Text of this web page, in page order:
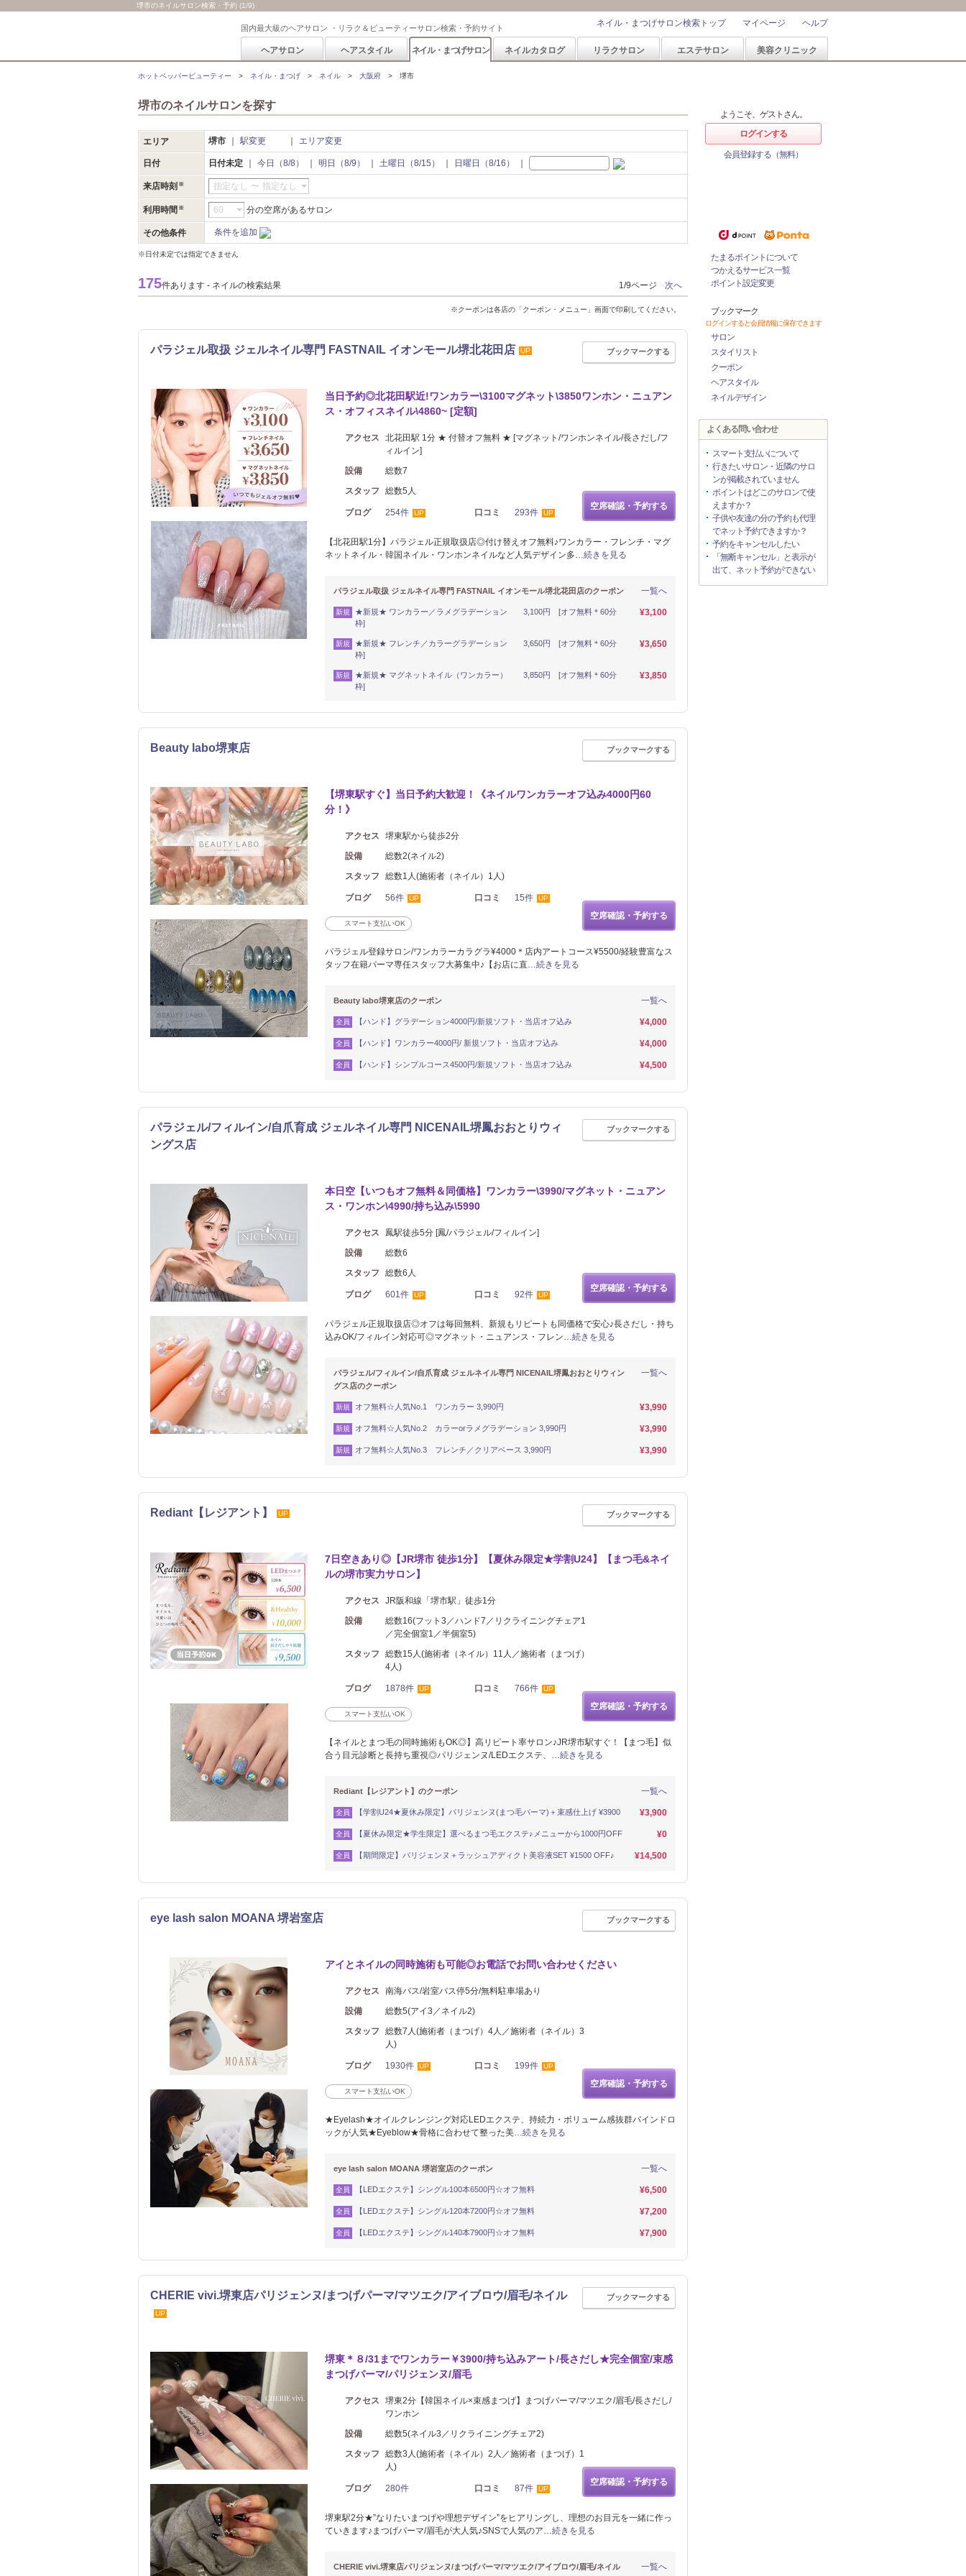
堺市のネイルサロン検索・予約 (1/9)
国内最大級のヘアサロン ・リラク＆ビューティーサロン検索・予約サイト ヘルプ
マイページ
ネイル・まつげサロン検索トップ
ヘアサロン ヘアスタイル ネイル・まつげサロン ネイルカタログ リラクサロン エステサロン 美容クリニック
ホットペッパービューティー ネイル・まつげ ネイル 大阪府 堺市
堺市のネイルサロンを探す
エリア 堺市 駅変更 エリア変更
日付 日付未定 今日（8/8） 明日（8/9） 土曜日（8/15） 日曜日（8/16）
来店時刻 指定なし 〜 指定なし
利用時間 分の空席があるサロン
その他条件 条件を追加
※日付未定では指定できません
175件あります - ネイルの検索結果 1/9ページ 次へ
※クーポンは各店の「クーポン・メニュー」画面で印刷してください。
パラジェル取扱 ジェルネイル専門 FASTNAIL イオンモール堺北花田店 UP ブックマークする
当日予約◎北花田駅近!ワンカラー\3100マグネット\3850ワンホン・ニュアン
ス・オフィスネイル\4860~ [定額]
アクセス
北花田駅 1分 ★ 付替オフ無料 ★ [マグネット/ワンホンネイル/長さだし/フ
ィルイン]
設備
総数7
スタッフ
総数5人
ブログ 254件 UP 口コミ 293件 UP
空席確認・予約する
【北花田駅1分】パラジェル正規取扱店◎付け替えオフ無料♪ワンカラー・フレンチ・マグ
ネットネイル・韓国ネイル・ワンホンネイルなど人気デザイン多…続きを見る
一覧へ
パラジェル取扱 ジェルネイル専門 FASTNAIL イオンモール堺北花田店のクーポン
新規
★新規★ ワンカラー／ラメグラデーション 3,100円 [オフ無料＊60分
枠]
¥3,100
新規
★新規★ フレンチ／カラーグラデーション 3,650円 [オフ無料＊60分
枠]
¥3,650
新規
★新規★ マグネットネイル（ワンカラー） 3,850円 [オフ無料＊60分
枠]
¥3,850
Beauty labo堺東店 ブックマークする
【堺東駅すぐ】当日予約大歓迎！《ネイルワンカラーオフ込み4000円60
分！》
アクセス
堺東駅から徒歩2分
設備
総数2(ネイル2)
スタッフ
総数1人(施術者（ネイル）1人)
ブログ 56件 UP 口コミ 15件 UP
スマート支払いOK
空席確認・予約する
パラジェル登録サロン/ワンカラーカラグラ¥4000＊店内アートコース¥5500/経験豊富なス
タッフ在籍パーマ専任スタッフ大募集中♪【お店に直…続きを見る
一覧へ
Beauty labo堺東店のクーポン
全員 【ハンド】グラデーション4000円/新規ソフト・当店オフ込み ¥4,000
全員 【ハンド】ワンカラー4000円/ 新規ソフト・当店オフ込み ¥4,000
全員 【ハンド】シンプルコース4500円/新規ソフト・当店オフ込み ¥4,500
パラジェル/フィルイン/自爪育成 ジェルネイル専門 NICENAIL堺鳳おおとりウィ
ングス店
ブックマークする
本日空【いつもオフ無料＆同価格】ワンカラー\3990/マグネット・ニュアン
ス・ワンホン\4990/持ち込み\5990
アクセス
鳳駅徒歩5分 [鳳/パラジェル/フィルイン]
設備
総数6
スタッフ
総数6人
ブログ 601件 UP 口コミ 92件 UP
空席確認・予約する
パラジェル正規取扱店◎オフは毎回無料、新規もリピートも同価格で安心♪長さだし・持ち
込みOK/フィルイン対応可◎マグネット・ニュアンス・フレン…続きを見る
一覧へ
パラジェル/フィルイン/自爪育成 ジェルネイル専門 NICENAIL堺鳳おおとりウィン
グス店のクーポン
新規 オフ無料☆人気No.1 ワンカラー 3,990円 ¥3,990
新規 オフ無料☆人気No.2 カラーorラメグラデーション 3,990円 ¥3,990
新規 オフ無料☆人気No.3 フレンチ／クリアベース 3,990円 ¥3,990
Rediant【レジアント】 UP ブックマークする
7日空きあり◎【JR堺市 徒歩1分】【夏休み限定★学割U24】【まつ毛&ネイ
ルの堺市実力サロン】
アクセス
JR阪和線「堺市駅」徒歩1分
設備
総数16(フット3／ハンド7／リクライニングチェア1
／完全個室1／半個室5)
スタッフ
総数15人(施術者（ネイル）11人／施術者（まつげ）
4人)
ブログ 1878件 UP 口コミ 766件 UP
スマート支払いOK
空席確認・予約する
【ネイルとまつ毛の同時施術もOK◎】高リピート率サロン♪JR堺市駅すぐ！【まつ毛】似
合う目元診断と長持ち重視◎パリジェンヌ/LEDエクステ、…続きを見る
一覧へ
Rediant【レジアント】のクーポン
全員 【学割U24★夏休み限定】パリジェンヌ(まつ毛パーマ)＋束感仕上げ ¥3900 ¥3,900
全員 【夏休み限定★学生限定】選べるまつ毛エクステ♪メニューから1000円OFF ¥0
全員 【期間限定】パリジェンヌ＋ラッシュアディクト美容液SET ¥1500 OFF♪ ¥14,500
eye lash salon MOANA 堺岩室店 ブックマークする
アイとネイルの同時施術も可能◎お電話でお問い合わせください
アクセス
南海バス/岩室バス停5分/無料駐車場あり
設備
総数5(アイ3／ネイル2)
スタッフ
総数7人(施術者（まつげ）4人／施術者（ネイル）3
人)
ブログ 1930件 UP 口コミ 199件 UP
スマート支払いOK
空席確認・予約する
★Eyelash★オイルクレンジング対応LEDエクステ、持続力・ボリューム感抜群バインドロ
ックが人気★Eyeblow★骨格に合わせて整った美…続きを見る
一覧へ
eye lash salon MOANA 堺岩室店のクーポン
全員 【LEDエクステ】シングル100本6500円☆オフ無料 ¥6,500
全員 【LEDエクステ】シングル120本7200円☆オフ無料 ¥7,200
全員 【LEDエクステ】シングル140本7900円☆オフ無料 ¥7,900
CHERIE vivi.堺東店パリジェンヌ/まつげパーマ/マツエク/アイブロウ/眉毛/ネイル
UP
ブックマークする
堺東＊８/31までワンカラー￥3900/持ち込みアート/長さだし★完全個室/束感
まつげパーマ/パリジェンヌ/眉毛
アクセス
堺東2分【韓国ネイル×束感まつげ】まつげパーマ/マツエク/眉毛/長さだし/
ワンホン
設備
総数5(ネイル3／リクライニングチェア2)
スタッフ
総数3人(施術者（ネイル）2人／施術者（まつげ）1
人)
ブログ 280件 口コミ 87件 UP
空席確認・予約する
堺東駅2分★”なりたいまつげや理想デザイン”をヒアリングし、理想のお目元を一緒に作っ
ていきます♪まつげパーマ/眉毛が大人気♪SNSで人気のア…続きを見る
一覧へ
CHERIE vivi.堺東店パリジェンヌ/まつげパーマ/マツエク/アイブロウ/眉毛/ネイル
ようこそ、ゲストさん。
ログインする
会員登録する（無料）
たまるポイントについて
つかえるサービス一覧
ポイント設定変更
ブックマーク
ログインすると会員情報に保存できます
サロン
スタイリスト
クーポン
ヘアスタイル
ネイルデザイン
よくある問い合わせ
スマート支払いについて
行きたいサロン・近隣のサロ
ンが掲載されていません
ポイントはどこのサロンで使
えますか？
子供や友達の分の予約も代理
でネット予約できますか？
予約をキャンセルしたい
「無断キャンセル」と表示が
出て、ネット予約ができない